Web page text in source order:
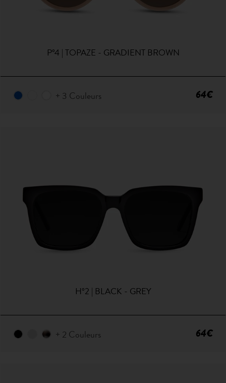
P°4 | TOPAZE - GRADIENT BROWN
+ 3 Couleurs 64€
H°2 | BLACK - GREY
+ 2 Couleurs 64€